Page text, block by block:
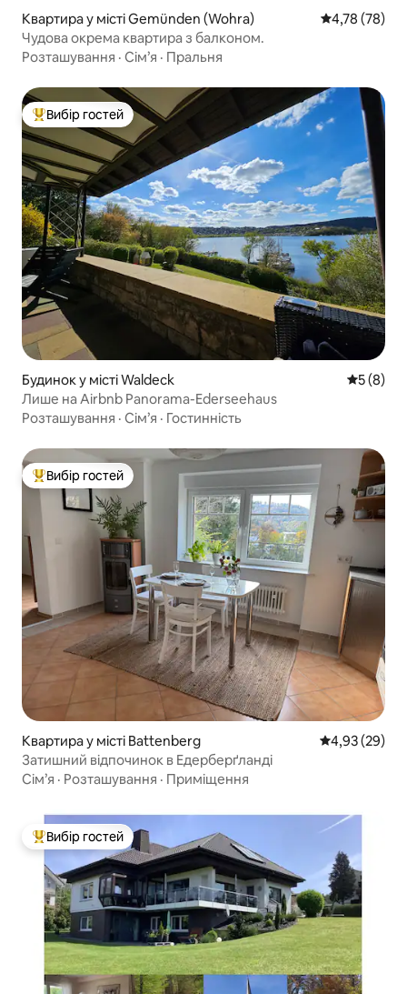
Квартира у місті Gemünden (Wohra) Середня
4,78 (78)
Чудова окрема квартира з балконом.
Розташування · Сім’я · Пральня
Топ вибір гостей
Вибір гостей
Будинок у місті Waldeck Середня
5 (8)
Лише на Airbnb Panorama-Ederseehaus
Розташування · Сім’я · Гостинність
Топ вибір гостей
Вибір гостей
Квартира у місті Battenberg Середня
4,93 (29)
Затишний відпочинок в Едерберґланді
Сім’я · Розташування · Приміщення
Топ вибір гостей
Вибір гостей